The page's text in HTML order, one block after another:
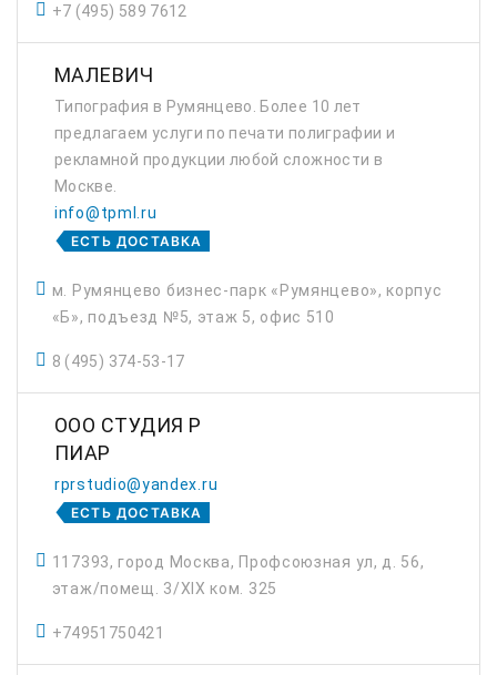
+7 (495) 589 7612
МАЛЕВИЧ
Типография в Румянцево. Более 10 лет
предлагаем услуги по печати полиграфии и
рекламной продукции любой сложности в
Москве.
info@tpml.ru
ЕСТЬ ДОСТАВКА
м. Румянцево бизнес-парк «Румянцево», корпус
«Б», подъезд №5, этаж 5, офис 510
8 (495) 374-53-17
ООО СТУДИЯ Р
ПИАР
rprstudio@yandex.ru
ЕСТЬ ДОСТАВКА
117393, город Москва, Профсоюзная ул, д. 56,
этаж/помещ. 3/XIX ком. 325
+74951750421